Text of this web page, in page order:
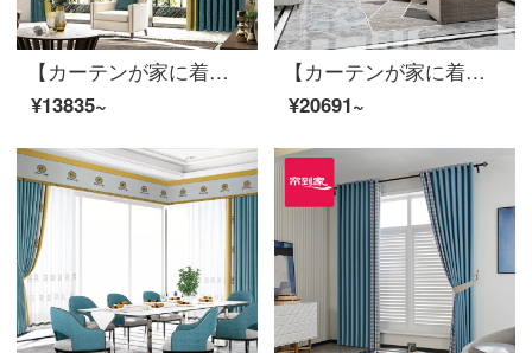
【カーテンが家に着く】現代簡単カーテン製品の黒いシルク高遮光継ぎ手ポリエステルスティーブン定型化ジャカードLDC 20 SSC-74 Sフック/カーテンヘッドを含まない(高さ2.6メートル以内で変更可能)XLのカーテンセット/ダブルオープン(適用窓の幅4.1-1.4メートル)
¥13835~
【カーテンが家に着く】簡単で軽い豪華カーテン製品定型化高精密リビングルーム半遮光カスタムカーテンLDC 20 SSB-1601 Sフック/カーテンなし（高さ2.6 m以内で改変可能）XLカーテンセット/ダブルオープン（適用窓幅3.5-4.1 m）
¥20691~